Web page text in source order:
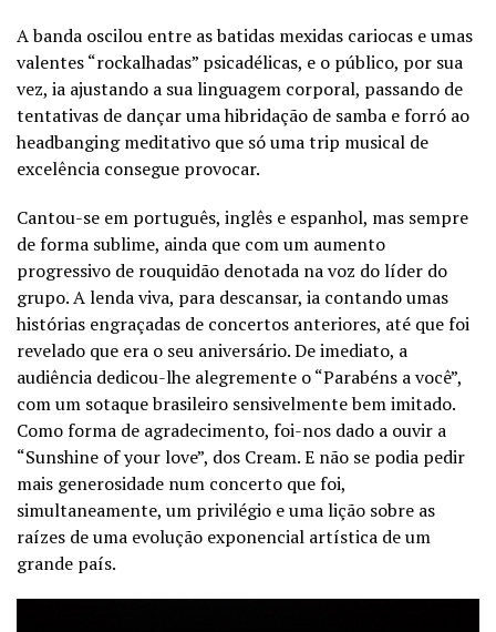
A banda oscilou entre as batidas mexidas cariocas e umas
valentes “rockalhadas” psicadélicas, e o público, por sua
vez, ia ajustando a sua linguagem corporal, passando de
tentativas de dançar uma hibridação de samba e forró ao
headbanging meditativo que só uma trip musical de
excelência consegue provocar.
Cantou-se em português, inglês e espanhol, mas sempre
de forma sublime, ainda que com um aumento
progressivo de rouquidão denotada na voz do líder do
grupo. A lenda viva, para descansar, ia contando umas
histórias engraçadas de concertos anteriores, até que foi
revelado que era o seu aniversário. De imediato, a
audiência dedicou-lhe alegremente o “Parabéns a você”,
com um sotaque brasileiro sensivelmente bem imitado.
Como forma de agradecimento, foi-nos dado a ouvir a
“Sunshine of your love”, dos Cream. E não se podia pedir
mais generosidade num concerto que foi,
simultaneamente, um privilégio e uma lição sobre as
raízes de uma evolução exponencial artística de um
grande país.